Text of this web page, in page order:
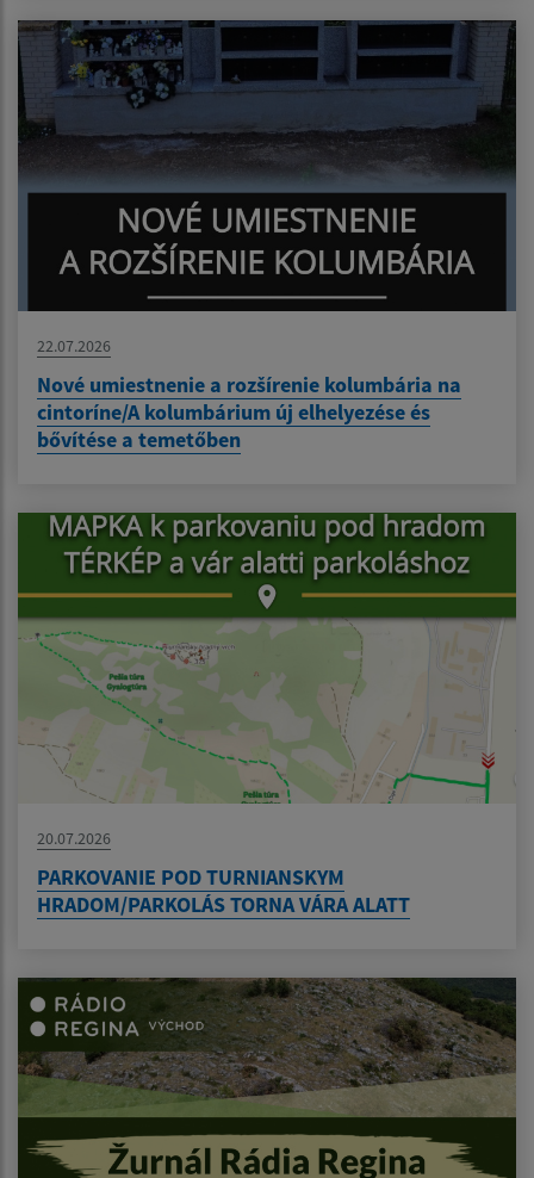
22.07.2026
Nové umiestnenie a rozšírenie kolumbária na
cintoríne/A kolumbárium új elhelyezése és
bővítése a temetőben
20.07.2026
PARKOVANIE POD TURNIANSKYM
HRADOM/PARKOLÁS TORNA VÁRA ALATT